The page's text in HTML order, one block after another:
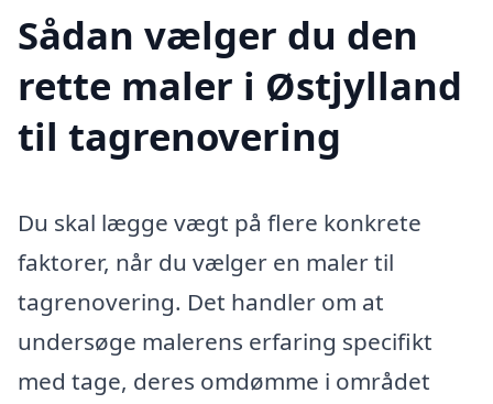
Sådan vælger du den
rette maler i Østjylland
til tagrenovering
Du skal lægge vægt på flere konkrete
faktorer, når du vælger en maler til
tagrenovering. Det handler om at
undersøge malerens erfaring specifikt
med tage, deres omdømme i området